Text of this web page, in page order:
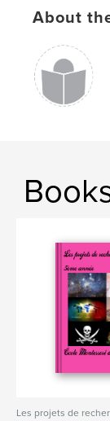
About
Les projets de